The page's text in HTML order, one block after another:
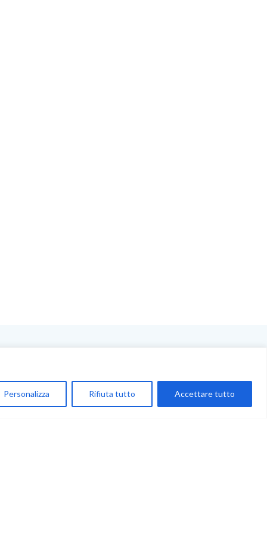
Personalizza Rifiuta tutto Accettare tutto
Account
Carrello